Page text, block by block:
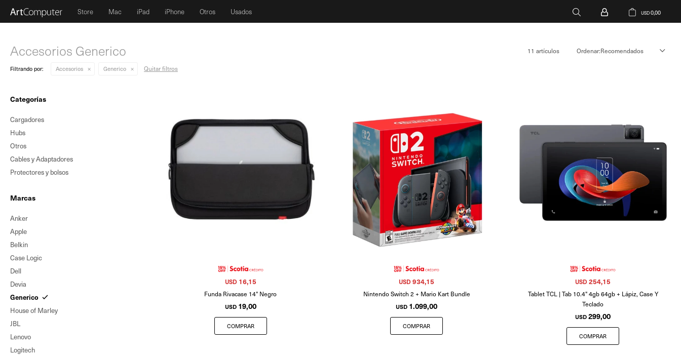
Store Mac iPad iPhone Otros Usados USD0,00
Accesorios Generico 11 artículos Recomendados
Filtrando por: Accesorios Generico Quitar filtros
Funda Rivacase 14" Negro
USD 19,00
USD 16,15
Nintendo Switch 2 + Mario Kart Bundle
USD 1.099,00
USD 934,15
Tablet TCL | Tab 10.4" 4gb 64gb + Lápiz, Case Y
Teclado
USD299,00
USD 254,15
Categorías
Cargadores
Hubs
Otros
Cables y Adaptadores
Protectores y bolsos
Marcas
Anker
Apple
Belkin
Case Logic
Dell
Devia
Generico
House of Marley
JBL
Lenovo
Logitech